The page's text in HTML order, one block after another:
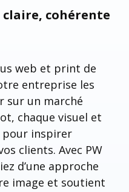
cohérente
web et print de
entreprise les
sur un marché
chaque visuel et
pour inspirer
clients. Avec PW
d’une approche
image et soutient